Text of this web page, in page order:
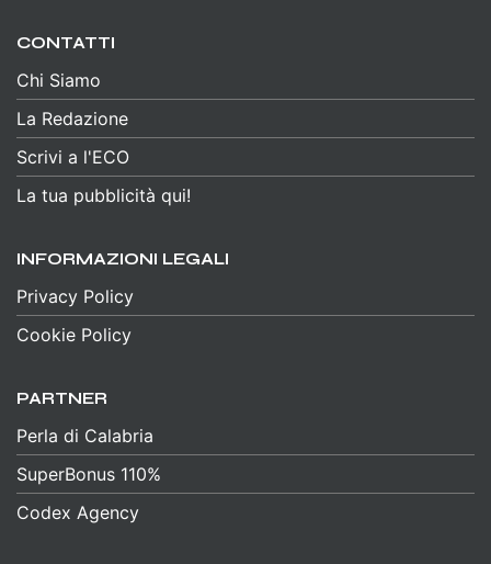
CONTATTI
Chi Siamo
La Redazione
Scrivi a l'ECO
La tua pubblicità qui!
INFORMAZIONI LEGALI
Privacy Policy
Cookie Policy
PARTNER
Perla di Calabria
SuperBonus 110%
Codex Agency